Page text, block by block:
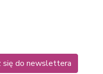
się do newslettera